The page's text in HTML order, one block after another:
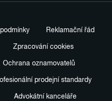
Reklamační řád
Zpracování cookies
Ochrana oznamovatelů
prodejní standardy
Advokátní kanceláře